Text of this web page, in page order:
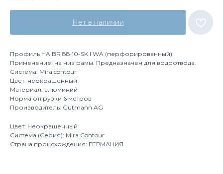
Нет в наличии
Профиль HA BR 88.10-SK I WA (перфорированный)
Применение: на низ рамы. Предназначен для водоотвода.
Система: Mira contour
Цвет: неокрашенный
Материал: алюминий
Норма отгрузки 6 метров
Производитель: Gutmann AG
Цвет: Неокрашенный
Система (Серия): Mira Contour
Страна происхождения: ГЕРМАНИЯ